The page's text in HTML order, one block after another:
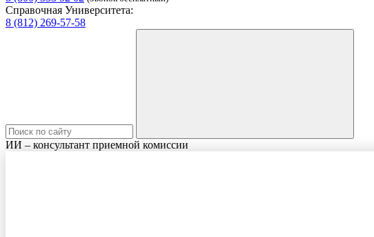
Справочная Университета:
8 (812) 269-57-58
ИИ – консультант приемной комиссии